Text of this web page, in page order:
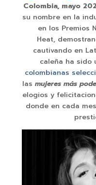
Colombia, mayo
su nombre en la
en los Premios
Heat,
cautivando en
caleña ha sido
colombianas
las mujeres más
elogios y
donde en cada